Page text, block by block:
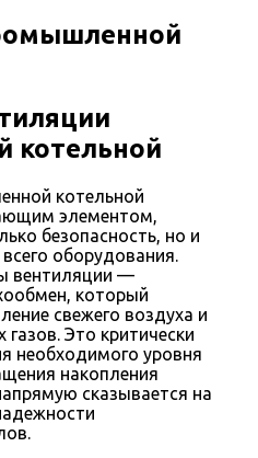
котельной
котельной
элементом,
безопасность, но и
оборудования.
вентиляции —
который
свежего воздуха и
Это критически
необходимого уровня
накопления
сказывается на